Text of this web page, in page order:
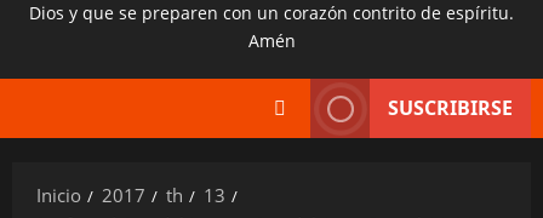
Dios y que se preparen con un corazón contrito de espíritu.
Amén
SUSCRIBIRSE
Inicio 2017 th
13